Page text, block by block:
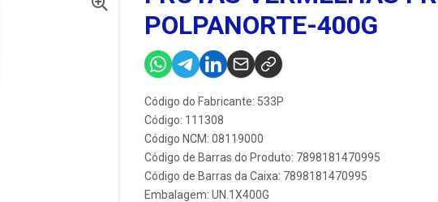
POLPANORTE-400G
Código do Fabricante: 533P
Código: 111308
Código NCM: 08119000
Código de Barras do Produto: 7898181470995
Código de Barras da Caixa: 7898181470995
Embalagem: UN.1X400G